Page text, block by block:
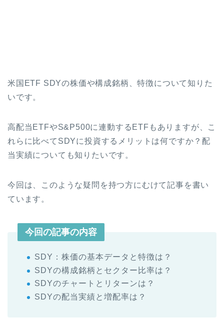
米国ETF SDYの株価や構成銘柄、特徴について知りた
いです。
高配当ETFやS&P500に連動するETFもありますが、こ
れらに比べてSDYに投資するメリットは何ですか？配
当実績についても知りたいです。
今回は、このような疑問を持つ方にむけて記事を書い
ています。
今回の記事の内容
SDY：株価の基本データと特徴は？
SDYの構成銘柄とセクター比率は？
SDYのチャートとリターンは？
SDYの配当実績と増配率は？